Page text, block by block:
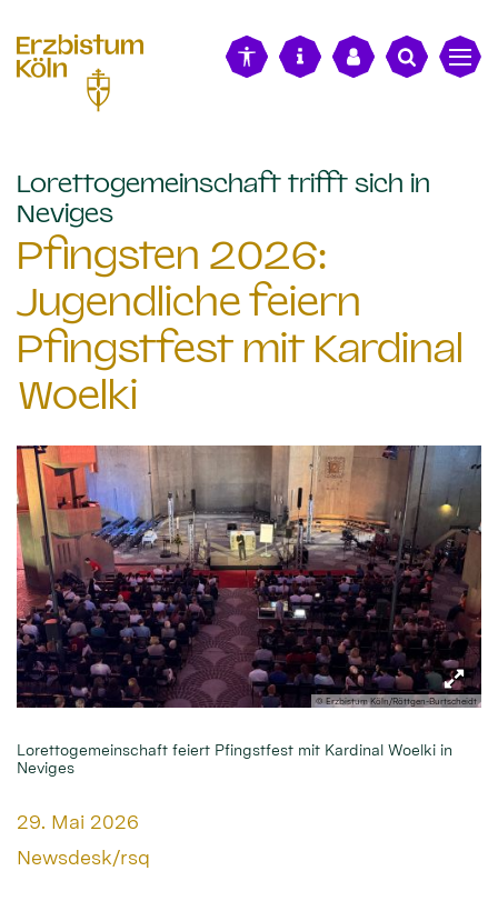
Lorettogemeinschaft trifft sich in
Neviges:
Pfingsten 2026:
Jugendliche feiern
Pfingstfest mit Kardinal
Woelki
© Erzbistum Köln/Röttgen-Burtscheidt
Lorettogemeinschaft feiert Pfingstfest mit Kardinal Woelki in
Neviges
Datum:
29. Mai 2026
Von:
Newsdesk/rsq